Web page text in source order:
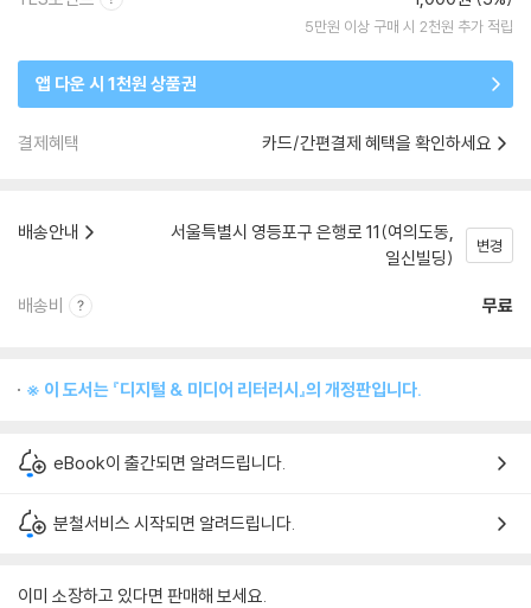
5만원 이상 구매 시 2천원 추가 적립
앱 다운 시 1천원 상품권
결제혜택 카드/간편결제 혜택을 확인하세요
배송안내
서울특별시 영등포구 은행로 11(여의도동,
일신빌딩)
변경
배송비 무료
※ 이 도서는 『디지털 & 미디어 리터러시』의 개정판입니다.
eBook이 출간되면 알려드립니다.
분철서비스 시작되면 알려드립니다.
이미 소장하고 있다면 판매해 보세요.